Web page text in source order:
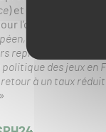
) et François Fillon (
l’occasion : Jean
porte-parole de
représentants] ont
des jeux en
à un taux
»